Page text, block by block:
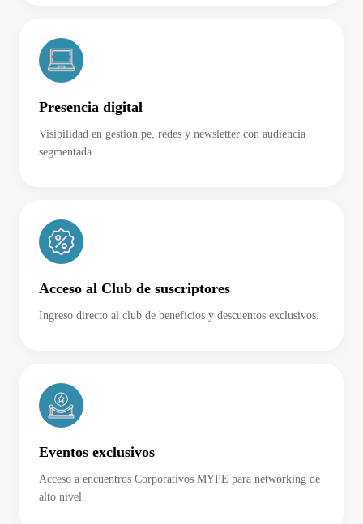
Presencia digital
Visibilidad en gestion.pe, redes y newsletter con audiencia
segmentada.
Acceso al Club de suscriptores
Ingreso directo al club de beneficios y descuentos exclusivos.
Eventos exclusivos
Acceso a encuentros Corporativos MYPE para networking de
alto nivel.